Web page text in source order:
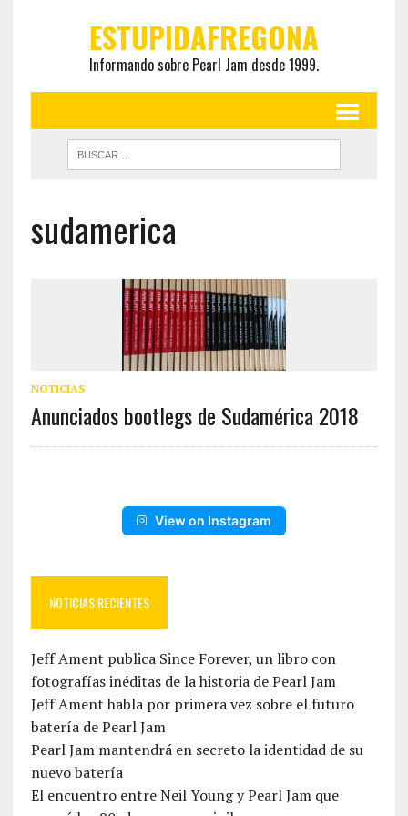
ESTUPIDAFREGONA
Informando sobre Pearl Jam desde 1999.
sudamerica
NOTICIAS
Anunciados bootlegs de Sudamérica 2018
View on Instagram
NOTICIAS RECIENTES
Jeff Ament publica Since Forever, un libro con
fotografías inéditas de la historia de Pearl Jam
Jeff Ament habla por primera vez sobre el futuro
batería de Pearl Jam
Pearl Jam mantendrá en secreto la identidad de su
nuevo batería
El encuentro entre Neil Young y Pearl Jam que